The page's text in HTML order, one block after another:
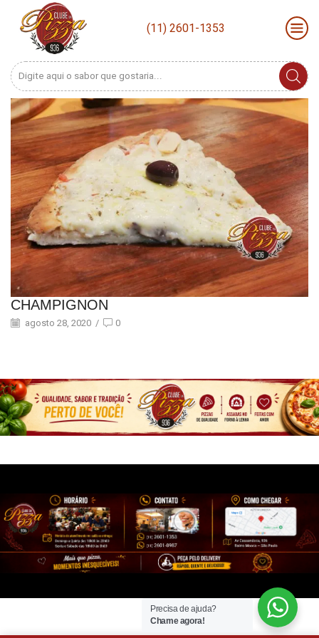
(11) 2601-1353
Search
CHAMPIGNON
agosto 28, 2020 / 0
Precisa de ajuda?
Chame agora!